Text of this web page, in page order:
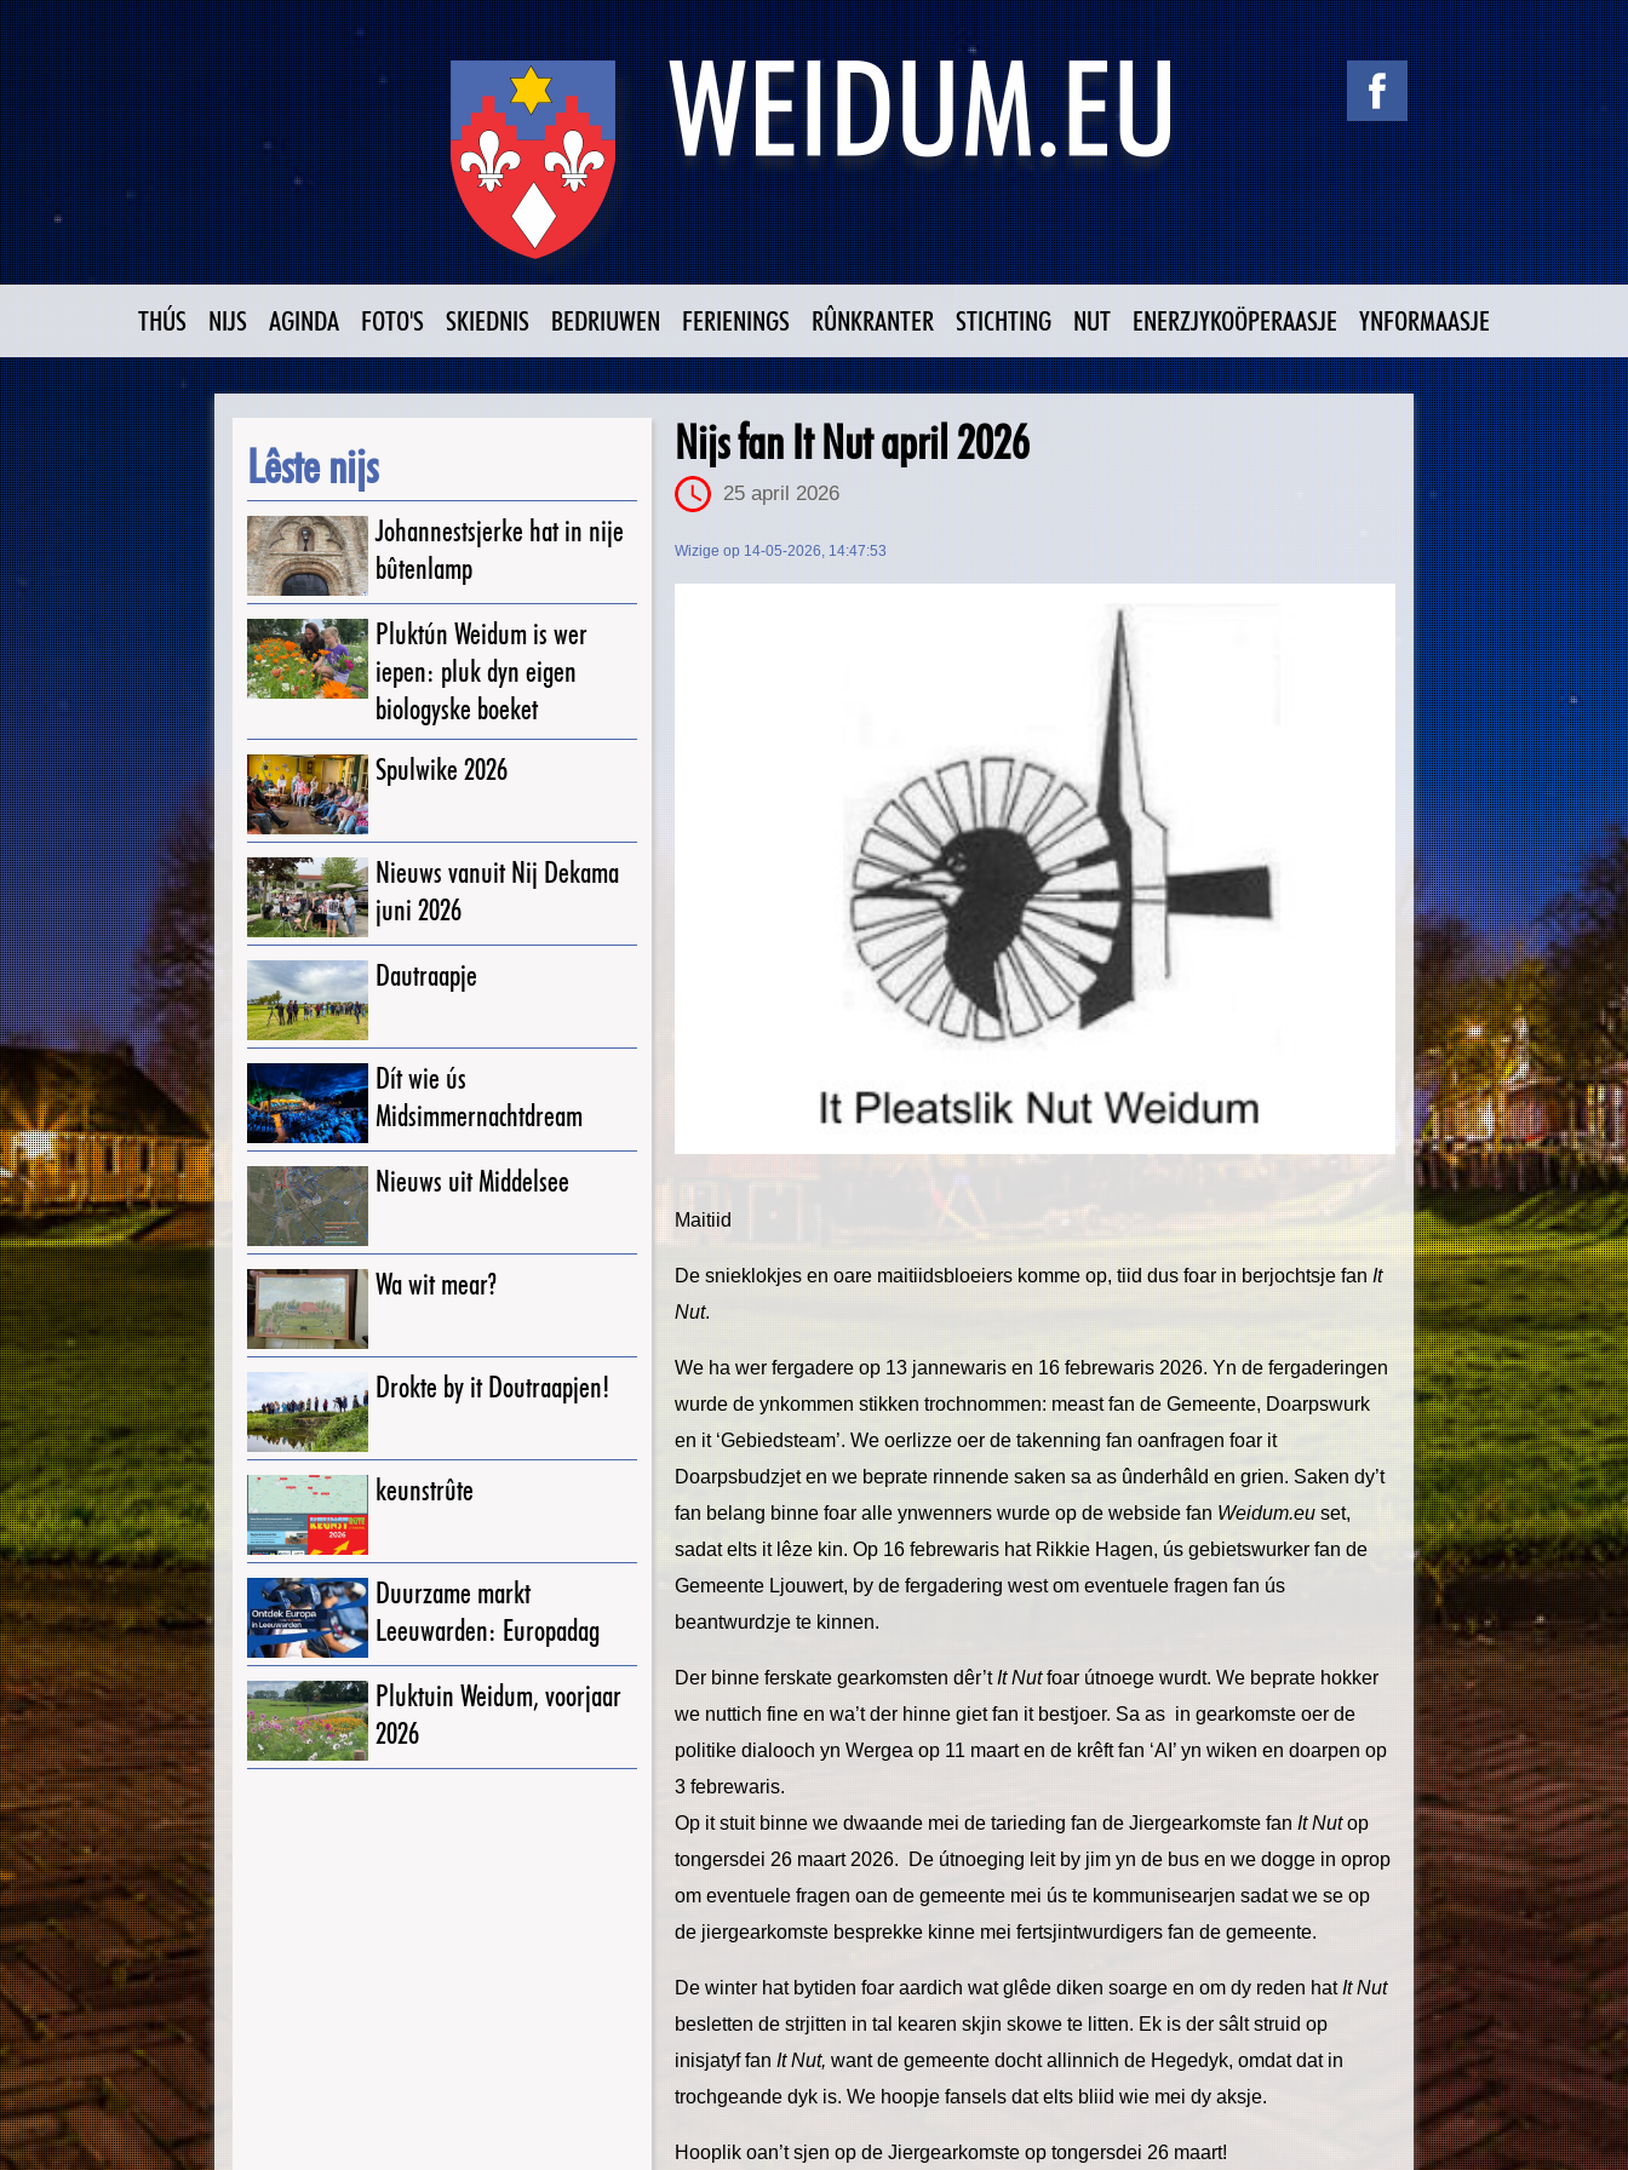
THÚS NIJS AGINDA FOTO'S SKIEDNIS BEDRIUWEN FERIENINGS RÛNKRANTER STICHTING NUT ENERZJYKOÖPERAASJE YNFORMAASJE
Lêste nijs
Johannestsjerke hat in nije
bûtenlamp
Pluktún Weidum is wer
iepen: pluk dyn eigen
biologyske boeket
Spulwike 2026
Nieuws vanuit Nij Dekama
juni 2026
Dautraapje
Dít wie ús
Midsimmernachtdream
Nieuws uit Middelsee
Wa wit mear?
Drokte by it Doutraapjen!
keunstrûte
Duurzame markt
Leeuwarden: Europadag
Pluktuin Weidum, voorjaar
2026
Nijs fan It Nut april 2026
25 april 2026
Wizige op 14-05-2026, 14:47:53
Maitiid
De snieklokjes en oare maitiidsbloeiers komme op, tiid dus foar in berjochtsje fan It
Nut.
We ha wer fergadere op 13 jannewaris en 16 febrewaris 2026. Yn de fergaderingen
wurde de ynkommen stikken trochnommen: meast fan de Gemeente, Doarpswurk
en it ‘Gebiedsteam’. We oerlizze oer de takenning fan oanfragen foar it
Doarpsbudzjet en we beprate rinnende saken sa as ûnderhâld en grien. Saken dy’t
fan belang binne foar alle ynwenners wurde op de webside fan Weidum.eu set,
sadat elts it lêze kin. Op 16 febrewaris hat Rikkie Hagen, ús gebietswurker fan de
Gemeente Ljouwert, by de fergadering west om eventuele fragen fan ús
beantwurdzje te kinnen.
Der binne ferskate gearkomsten dêr’t It Nutfoar útnoege wurdt. We beprate hokker
we nuttich fine en wa’t der hinne giet fan it bestjoer. Sa as in gearkomste oer de
politike dialooch yn Wergea op 11 maart en de krêft fan ‘AI’ yn wiken en doarpen op
3 febrewaris.
Op it stuit binne we dwaande mei de tarieding fan de Jiergearkomste fan It Nutop
tongersdei 26 maart 2026. De útnoeging leit by jim yn de bus en we dogge in oprop
om eventuele fragen oan de gemeente mei ús te kommunisearjen sadat we se op
de jiergearkomste besprekke kinne mei fertsjintwurdigers fan de gemeente.
De winter hat bytiden foar aardich wat glêde diken soarge en om dy reden hat It Nut
besletten de strjitten in tal kearen skjin skowe te litten. Ek is der sâlt struid op
inisjatyf fan It Nut, want de gemeente docht allinnich de Hegedyk, omdat dat in
trochgeande dyk is. We hoopje fansels dat elts bliid wie mei dy aksje.
Hooplik oan’t sjen op de Jiergearkomste op tongersdei 26 maart!